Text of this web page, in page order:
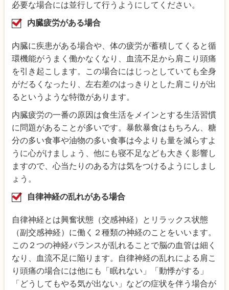
必要な場合には並行して行うようにしてください。
内臓疲労がある場合
内臓に疾患がある場合や、体の疲労が蓄積してくると循
環機能がうまく働かなくなり、血流不足から肩こり頭痛
を引き起こします。この場合にはじっとしていても全身
がだるくなったり、左右差のはっきりとした肩こりが出
るというような特徴があります。
内臓疲労の一番の原因は食生活をメインとする生活習慣
に問題があることが多いです。暴飲暴食はもちろん、糖
分の多い食事や油物の多い食事は今よりも量を減らすよ
うに心がけましょう、他にも寝不足なども大きく影響し
ますので、心当たりのある方は気をつけるようにしまし
ょう。
自律神経の乱れがある場合
自律神経とは興奮状態（交感神経）とリラックス状態
（副交感神経）に働く２種類の神経のことをいいます。
この２つの神経バランスが乱れることで脳の血管は細く
なり、血流不足に陥ります。自律神経の乱れによる肩こ
り頭痛の場合には他にも「眠れない」「動悸がする」
「どうしてもやる気が出ない」などの症状を伴う場合が